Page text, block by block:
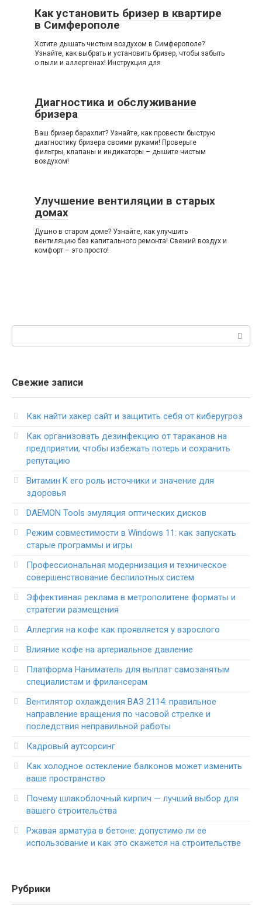
Как установить бризер в квартире
в Симферополе
Хотите дышать чистым воздухом в Симферополе?
Узнайте, как выбрать и установить бризер, чтобы забыть
о пыли и аллергенах! Инструкция для
Диагностика и обслуживание
бризера
Ваш бризер барахлит? Узнайте, как провести быструю
диагностику бризера своими руками! Проверьте
фильтры, клапаны и индикаторы – дышите чистым
воздухом!
Улучшение вентиляции в старых
домах
Душно в старом доме? Узнайте, как улучшить
вентиляцию без капитального ремонта! Свежий воздух и
комфорт – это просто!
Свежие записи
Как найти хакер сайт и защитить себя от киберугроз
Как организовать дезинфекцию от тараканов на
предприятии, чтобы избежать потерь и сохранить
репутацию
Витамин K его роль источники и значение для
здоровья
DAEMON Tools эмуляция оптических дисков
Режим совместимости в Windows 11: как запускать
старые программы и игры
Профессиональная модернизация и техническое
совершенствование беспилотных систем
Эффективная реклама в метрополитене форматы и
стратегии размещения
Аллергия на кофе как проявляется у взрослого
Влияние кофе на артериальное давление
Платформа Наниматель для выплат самозанятым
специалистам и фрилансерам
Вентилятор охлаждения ВАЗ 2114: правильное
направление вращения по часовой стрелке и
последствия неправильной работы
Кадровый аутсорсинг
Как холодное остекление балконов может изменить
ваше пространство
Почему шлакоблочный кирпич — лучший выбор для
вашего строительства
Ржавая арматура в бетоне: допустимо ли ее
использование и как это скажется на строительстве
Рубрики